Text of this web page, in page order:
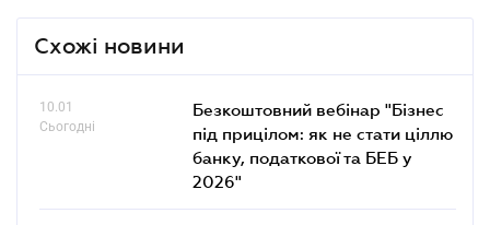
Схожі новини
10.01
Сьогодні
Безкоштовний вебінар "Бізнес
під прицілом: як не стати ціллю
банку, податкової та БЕБ у
2026"